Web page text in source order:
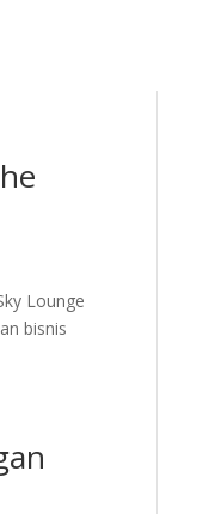
Lounge
bisnis